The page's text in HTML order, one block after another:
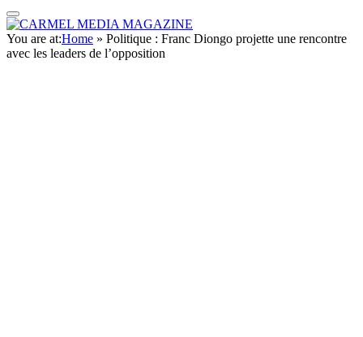
You are at:Home » Politique : Franc Diongo projette une rencontre
avec les leaders de l’opposition